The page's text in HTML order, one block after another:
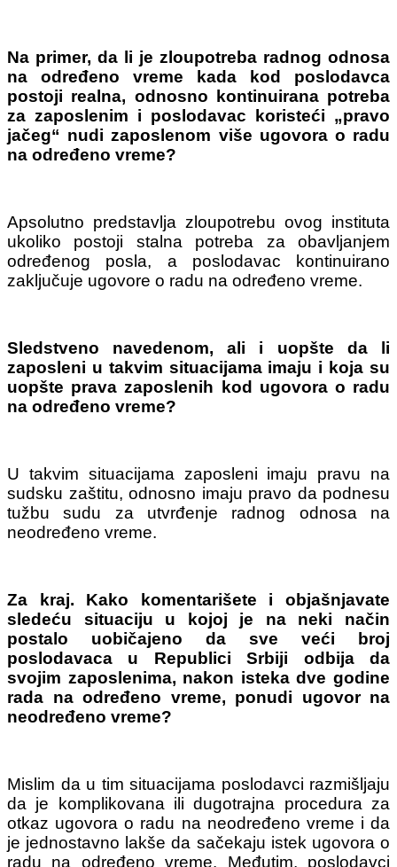
Na primer, da li je zloupotreba radnog odnosa
na određeno vreme kada kod poslodavca
postoji realna, odnosno kontinuirana potreba
za zaposlenim i poslodavac koristeći „pravo
jačeg“ nudi zaposlenom više ugovora o radu
na određeno vreme?
Apsolutno predstavlja zloupotrebu ovog instituta
ukoliko postoji stalna potreba za obavljanjem
određenog posla, a poslodavac kontinuirano
zaključuje ugovore o radu na određeno vreme.
Sledstveno navedenom, ali i uopšte da li
zaposleni u takvim situacijama imaju i koja su
uopšte prava zaposlenih kod ugovora o radu
na određeno vreme?
U takvim situacijama zaposleni imaju pravu na
sudsku zaštitu, odnosno imaju pravo da podnesu
tužbu sudu za utvrđenje radnog odnosa na
neodređeno vreme.
Za kraj. Kako komentarišete i objašnjavate
sledeću situaciju u kojoj je na neki način
postalo uobičajeno da sve veći broj
poslodavaca u Republici Srbiji odbija da
svojim zaposlenima, nakon isteka dve godine
rada na određeno vreme, ponudi ugovor na
neodređeno vreme?
Mislim da u tim situacijama poslodavci razmišljaju
da je komplikovana ili dugotrajna procedura za
otkaz ugovora o radu na neodređeno vreme i da
je jednostavno lakše da sačekaju istek ugovora o
radu na određeno vreme. Međutim, poslodavci